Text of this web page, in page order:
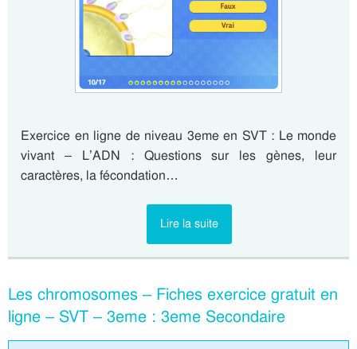
Exercice en ligne de niveau 3eme en SVT : Le monde
vivant – L’ADN : Questions sur les gènes, leur
caractères, la fécondation…
Lire la suite
Les chromosomes – Fiches exercice gratuit en
ligne – SVT – 3eme : 3eme Secondaire